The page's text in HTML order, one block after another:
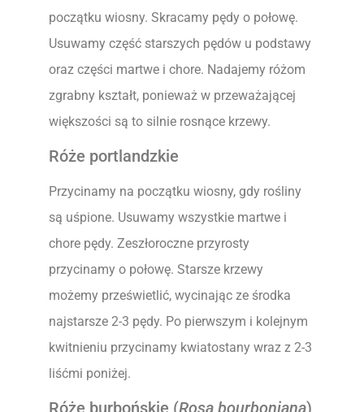
początku wiosny. Skracamy pędy o połowę.
Usuwamy część starszych pędów u podstawy
oraz części martwe i chore. Nadajemy różom
zgrabny kształt, ponieważ w przeważającej
większości są to silnie rosnące krzewy.
Róże portlandzkie
Przycinamy na początku wiosny, gdy rośliny
są uśpione. Usuwamy wszystkie martwe i
chore pędy. Zeszłoroczne przyrosty
przycinamy o połowę. Starsze krzewy
możemy prześwietlić, wycinając ze środka
najstarsze 2-3 pędy. Po pierwszym i kolejnym
kwitnieniu przycinamy kwiatostany wraz z 2-3
liśćmi poniżej.